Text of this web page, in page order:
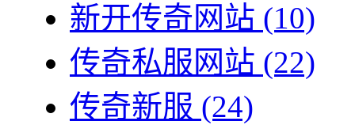
新开传奇网站 (10)
传奇私服网站 (22)
传奇新服 (24)